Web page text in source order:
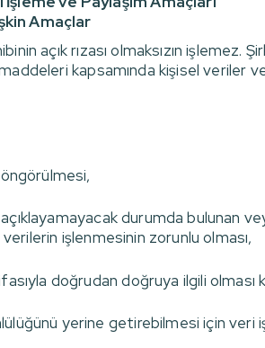
Amaçlar
açık rızası olmaksızın işlemez.
kapsamında kişisel veriler
açıklayamayacak durumda bulunan
işlenmesinin zorunlu olması,
doğrudan doğruya ilgili
yerine getirebilmesi için veri